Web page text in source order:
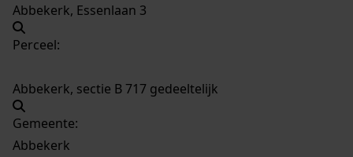
Abbekerk, Essenlaan 3
Perceel:
Abbekerk, sectie B 717 gedeeltelijk
Gemeente:
Abbekerk